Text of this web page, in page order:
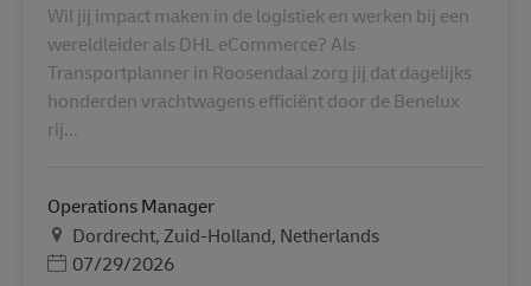
Wil jij impact maken in de logistiek en werken bij een
wereldleider als DHL eCommerce? Als
Transportplanner in Roosendaal zorg jij dat dagelijks
honderden vrachtwagens efficiënt door de Benelux
rij...
Operations Manager
Τοποθεσία
Dordrecht, Zuid-Holland, Netherlands
Ημερομηνία Ανάρτησης
07/29/2026